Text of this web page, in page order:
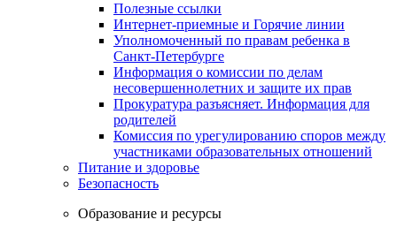
Полезные ссылки
Интернет-приемные и Горячие линии
Уполномоченный по правам ребенка в
Санкт-Петербурге
Информация о комиссии по делам
несовершеннолетних и защите их прав
Прокуратура разъясняет. Информация для
родителей
Комиссия по урегулированию споров между
участниками образовательных отношений
Питание и здоровье
Безопасность
Образование и ресурсы